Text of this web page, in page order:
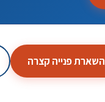
השארת פנייה קצרה